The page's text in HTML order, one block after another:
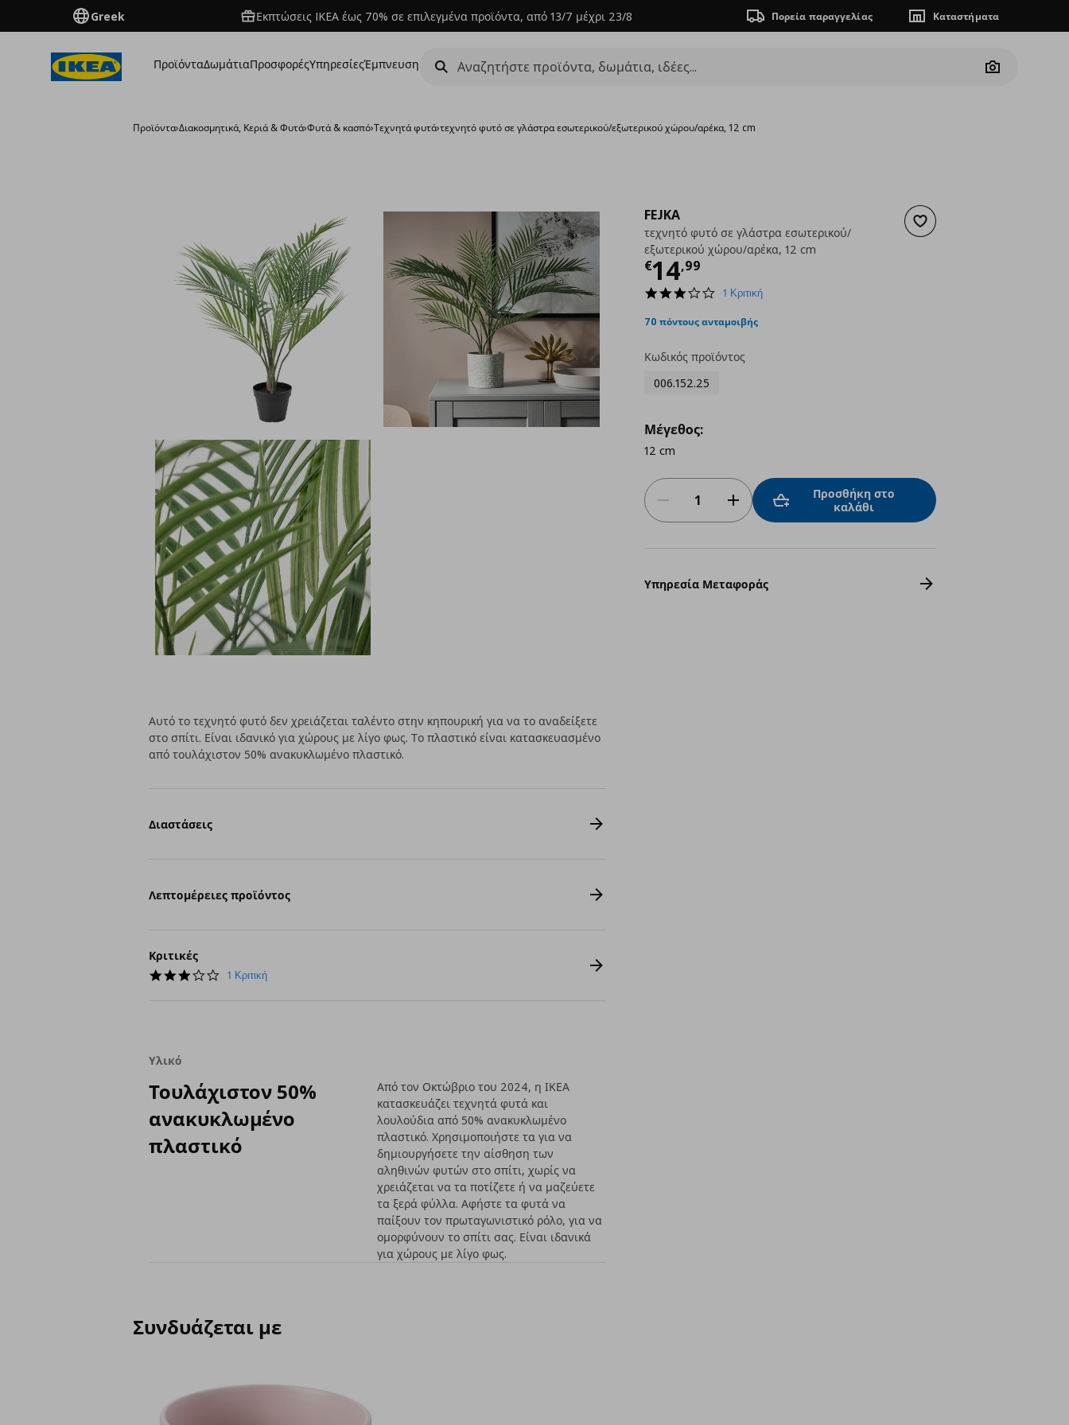
Greek Εκπτώσεις IKEA έως 70% σε επιλεγμένα προϊόντα, από 13/7 μέχρι 23/8 Πορεία παραγγελίας Καταστήματα
ΠροϊόνταΔωμάτιαΠροσφορέςΥπηρεσίεςΈμπνευση
Camera
Προϊόντα›Διακοσμητικά, Κεριά & Φυτά›Φυτά & κασπό›Τεχνητά φυτά›τεχνητό φυτό σε γλάστρα εσωτερικού/εξωτερικού χώρου/αρέκα, 12 cm
Προσθήκη στα αγαπημένα
FEJKA
τεχνητό φυτό σε γλάστρα εσωτερικού/
εξωτερικού χώρου/αρέκα, 12 cm
€14,99
Τρέχουσα τιμή
3.0
rating
1 Κριτική
70 πόντους ανταμοιβής
Κωδικός προϊόντος
006.152.25
Μέγεθος:
12 cm
Προσθήκη στο
καλάθι
Υπηρεσία Μεταφοράς
Αυτό το τεχνητό φυτό δεν χρειάζεται ταλέντο στην κηπουρική για να το αναδείξετε
στο σπίτι. Είναι ιδανικό για χώρους με λίγο φως. Το πλαστικό είναι κατασκευασμένο
από τουλάχιστον 50% ανακυκλωμένο πλαστικό.
Διαστάσεις
Λεπτομέρειες προϊόντος
Κριτικές
3.0
1 Κριτική
Υλικό
Τουλάχιστον 50%
ανακυκλωμένο
πλαστικό
Από τον Οκτώβριο του 2024, η ΙΚΕΑ
κατασκευάζει τεχνητά φυτά και
λουλούδια από 50% ανακυκλωμένο
πλαστικό. Χρησιμοποιήστε τα για να
δημιουργήσετε την αίσθηση των
αληθινών φυτών στο σπίτι, χωρίς να
χρειάζεται να τα ποτίζετε ή να μαζεύετε
τα ξερά φύλλα. Αφήστε τα φυτά να
παίξουν τον πρωταγωνιστικό ρόλο, για να
ομορφύνουν το σπίτι σας. Είναι ιδανικά
για χώρους με λίγο φως.
Συνδυάζεται με